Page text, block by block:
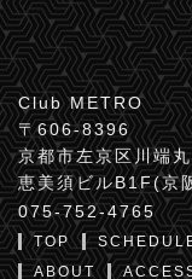
Club METRO
〒606-8396
京都市左京区川端
恵美須ビルB1F(京
075-752-4765
TOP
ABOUT